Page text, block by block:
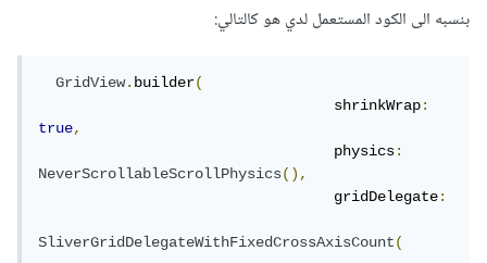
$normal-data .length ; i++
مثال نضيف عدة عناصر
  $list
بنسبه الى الكود المستعمل لدي هو كالتالي:
GridView.builder(
                                  shrinkWrap
:
true,
                                  physics
:
NeverScrollableScrollPhysics(),
                                  gridDelegate
:
SliverGridDelegateWithFixedCrossAxisCount(